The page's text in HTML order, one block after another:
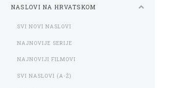
NASLOVI NA HRVATSKOM
SVI NOVI NASLOVI
NAJNOVIJE SERIJE
NAJNOVIJI FILMOVI
SVI NASLOVI (A-Ž)